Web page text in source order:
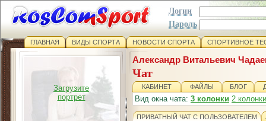
Логин
Пароль
ГЛАВНАЯ ВИДЫ СПОРТА НОВОСТИ СПОРТА СПОРТИВНОЕ
Загрузите
портрет
Александр Витальевич
Чат
КАБИНЕТ ФАЙЛЫ БЛОГ
Вид окна чата: 3 колонки 2 колонки
ПРИВАТНЫЙ ЧАТ С ПОЛЬЗОВАТЕЛЕМ